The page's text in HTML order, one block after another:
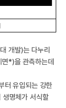
개발)는 다누리
*)을 관측하는데
터 유입되는 강한
명체가 서식할